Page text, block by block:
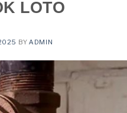
LOTO
BYADMIN